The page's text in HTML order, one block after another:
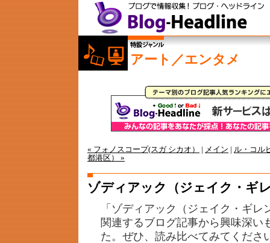
アート／エンタメ
« フォノスコープ(スガ シカオ） メイン
ル・コル
都港区） »
ゾディアック（ジェイク・ギ
「ゾディアック（ジェイク・ギ
関連するブログ記事から興味深い
た。ぜひ、読み比べてみてくださ